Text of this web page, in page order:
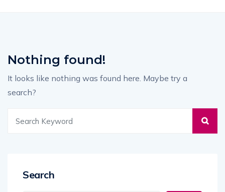
Nothing found!
It looks like nothing was found here. Maybe try a
search?
Search